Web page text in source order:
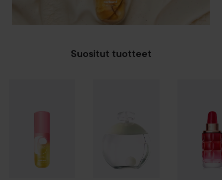
Suositut tuotteet